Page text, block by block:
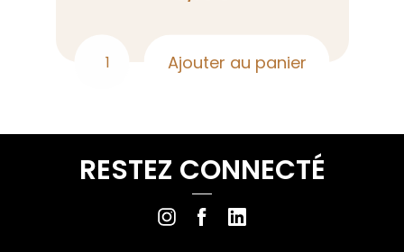
quantité
Pérou
Bio
Ajouter au panier
RESTEZ CONNECTÉ